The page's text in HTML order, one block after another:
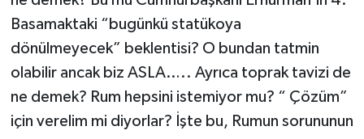
Basamaktaki “bugünkü statükoya
dönülmeyecek” beklentisi? O bundan tatmin
olabilir ancak biz ASLA….. Ayrıca toprak tavizi de
ne demek? Rum hepsini istemiyor mu? “ Çözüm”
için verelim mi diyorlar? İşte bu, Rumun sorununun